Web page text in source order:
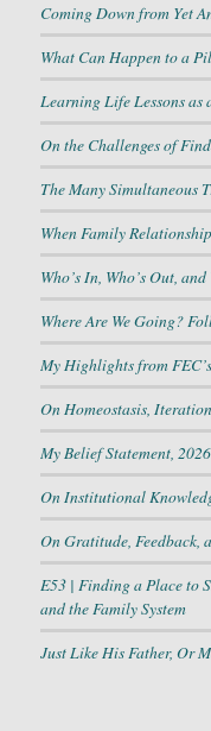
Coming Down from Yet
What Can Happen to a
Learning Life Lessons as
On the Challenges of
The Many Simultaneous
When Family
Who’s In, Who’s Out,
Where Are We Going?
My Highlights from
On Homeostasis,
My Belief Statement,
On Institutional
On Gratitude, Feedback,
E53 | Finding a Place to
and the Family System
Just Like His Father, Or